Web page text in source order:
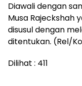
Diawali dengan
Musa Rajeckshah
disusul dengan
ditentukan. (Rel/
Dilihat : 411